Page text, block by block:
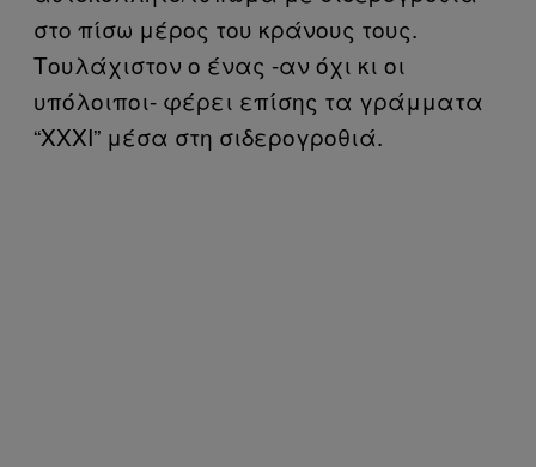
στο πίσω μέρος του κράνους τους.
Τουλάχιστον ο ένας -αν όχι κι οι
υπόλοιποι- φέρει επίσης τα γράμματα
“ΧΧΧΙ” μέσα στη σιδερογροθιά.